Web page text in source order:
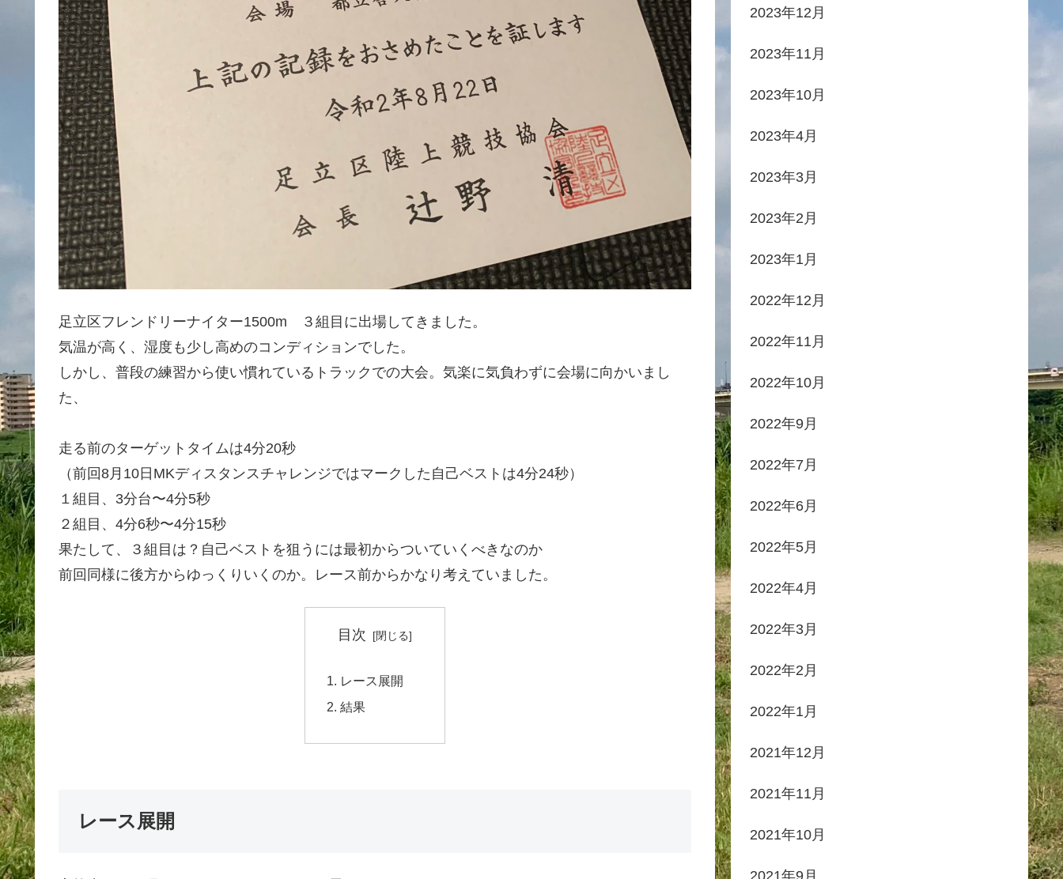
足立区フレンドリーナイター1500m ３組目に出場してきました。
気温が高く、湿度も少し高めのコンディションでした。
しかし、普段の練習から使い慣れているトラックでの大会。気楽に気負わずに会場に向かいまし
た、
走る前のターゲットタイムは4分20秒
（前回8月10日MKディスタンスチャレンジではマークした自己ベストは4分24秒）
１組目、3分台〜4分5秒
２組目、4分6秒〜4分15秒
果たして、３組目は？自己ベストを狙うには最初からついていくべきなのか
前回同様に後方からゆっくりいくのか。レース前からかなり考えていました。
目次
レース展開
結果
レース展開
2023年12月
2023年11月
2023年10月
2023年4月
2023年3月
2023年2月
2023年1月
2022年12月
2022年11月
2022年10月
2022年9月
2022年7月
2022年6月
2022年5月
2022年4月
2022年3月
2022年2月
2022年1月
2021年12月
2021年11月
2021年10月